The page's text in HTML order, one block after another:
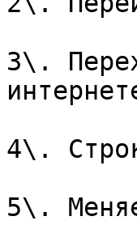
3\.
4\.
5\.